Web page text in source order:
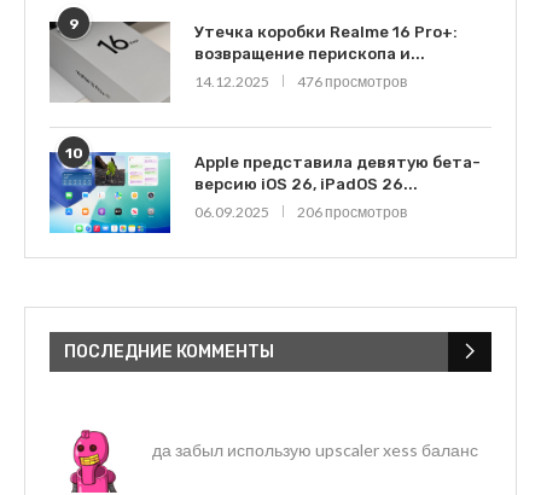
9
Утечка коробки Realme 16 Pro+:
возвращение перископа и...
14.12.2025
476 просмотров
10
Apple представила девятую бета-
версию iOS 26, iPadOS 26...
06.09.2025
206 просмотров
ПОСЛЕДНИЕ КОММЕНТЫ
да забыл использую upscaler xess баланс